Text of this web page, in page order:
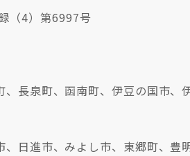
（4）第6997号
長泉町、函南町、伊豆の国市、
日進市、みよし市、東郷町、豊